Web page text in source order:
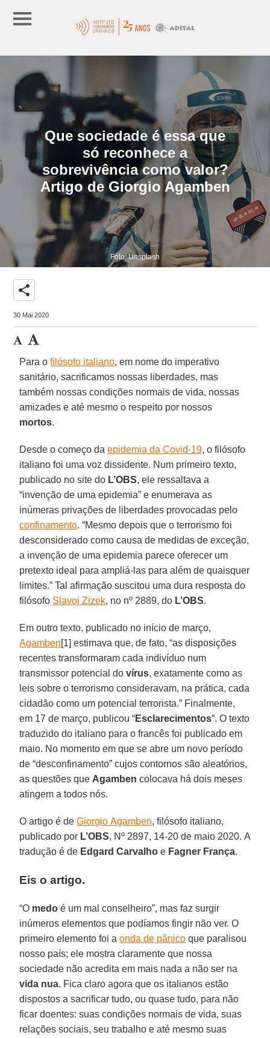
Que sociedade é essa que
só reconhece a
sobrevivência como valor?
Artigo de Giorgio Agamben
Foto: Unsplash
share
30 Mai 2020
Para ofilósofo italiano, em nome do imperativo
sanitário, sacrificamos nossas liberdades, mas
também nossas condições normais de vida, nossas
amizades e até mesmo o respeito por nossos
mortos.
Desde o começo daepidemia da Covid-19, o filósofo
italiano foi uma voz dissidente. Num primeiro texto,
publicado no site do L’OBS, ele ressaltava a
“invenção de uma epidemia” e enumerava as
inúmeras privações de liberdades provocadas pelo
confinamento. “Mesmo depois que o terrorismo foi
desconsiderado como causa de medidas de exceção,
a invenção de uma epidemia parece oferecer um
pretexto ideal para ampliá-las para além de quaisquer
limites.” Tal afirmação suscitou uma dura resposta do
filósofo Slavoj Zizek, no nº 2889, do L’OBS.
Em outro texto, publicado no início de março,
Agamben[1] estimava que, de fato, “as disposições
recentes transformaram cada indivíduo num
transmissor potencial dovírus, exatamente como as
leis sobre o terrorismo consideravam, na prática, cada
cidadão como um potencial terrorista.” Finalmente,
em 17 de março, publicou “Esclarecimentos”. O texto
traduzido do italiano para o francês foi publicado em
maio. No momento em que se abre um novo período
de “desconfinamento” cujos contornos são aleatórios,
as questões que Agamben colocava há dois meses
atingem a todos nós.
O artigo é deGiorgio Agamben, filósofo italiano,
publicado por L’OBS, Nº 2897, 14-20 de maio 2020. A
tradução é de Edgard Carvalho e Fagner França.
Eis o artigo.
“O medo é um mal conselheiro”, mas faz surgir
inúmeros elementos que podíamos fingir não ver. O
primeiro elemento foi aonda de pânico que paralisou
nosso país; ele mostra claramente que nossa
sociedade não acredita em mais nada a não ser na
vida nua. Fica claro agora que os italianos estão
dispostos a sacrificar tudo, ou quase tudo, para não
ficar doentes: suas condições normais de vida, suas
relações sociais, seu trabalho e até mesmo suas